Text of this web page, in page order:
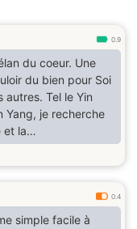
0.9
du coeur. Une
du bien pour Soi
autres. Tel le Yin
Yang, je recherche
et la
0.4
simple facile à